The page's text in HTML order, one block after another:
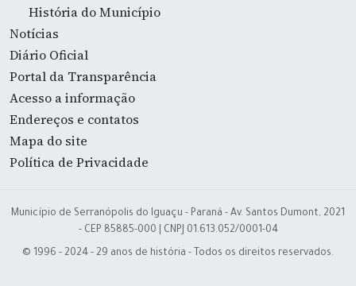
História do Município
Notícias
Diário Oficial
Portal da Transparência
Acesso a informação
Endereços e contatos
Mapa do site
Política de Privacidade
Município de Serranópolis do Iguaçu - Paraná - Av. Santos Dumont, 2021
- CEP 85885-000 | CNPJ 01.613.052/0001-04
© 1996 - 2024 - 29 anos de história - Todos os direitos reservados.